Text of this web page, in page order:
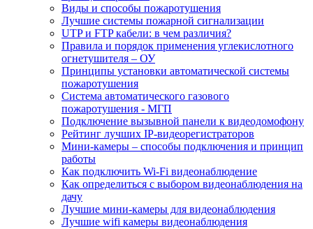
Виды и способы пожаротушения
Лучшие системы пожарной сигнализации
UTP и FTP кабели: в чем различия?
Правила и порядок применения углекислотного
огнетушителя – ОУ
Принципы установки автоматической системы
пожаротушения
Система автоматического газового
пожаротушения - МГП
Подключение вызывной панели к видеодомофону
Рейтинг лучших IP-видеорегистраторов
Мини-камеры – способы подключения и принцип
работы
Как подключить Wi-Fi видеонаблюдение
Как определиться с выбором видеонаблюдения на
дачу
Лучшие мини-камеры для видеонаблюдения
Лучшие wifi камеры видеонаблюдения